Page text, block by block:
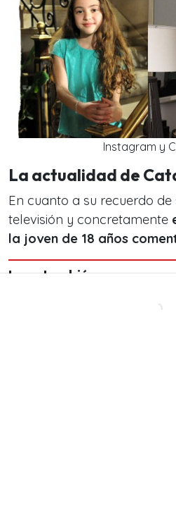
Instagram y
La actualidad de
En cuanto a su recuerdo
televisión y concretamente
la joven de 18 años
Leer también: